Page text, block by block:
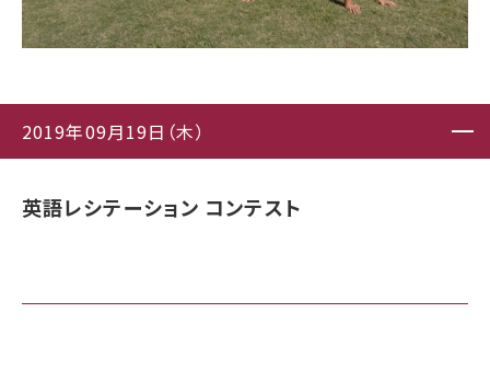
2019年09月19日（木）
英語レシテーション コンテスト